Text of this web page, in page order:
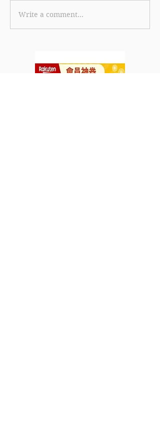
【RENPHO 雙11優惠】購
買任何產品即享89折+ 免
Write a comment...